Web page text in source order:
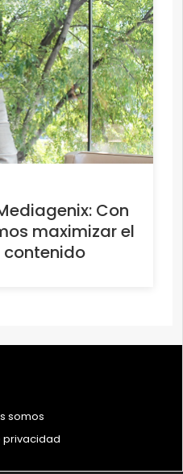
Con
maximizar el
somos
privacidad